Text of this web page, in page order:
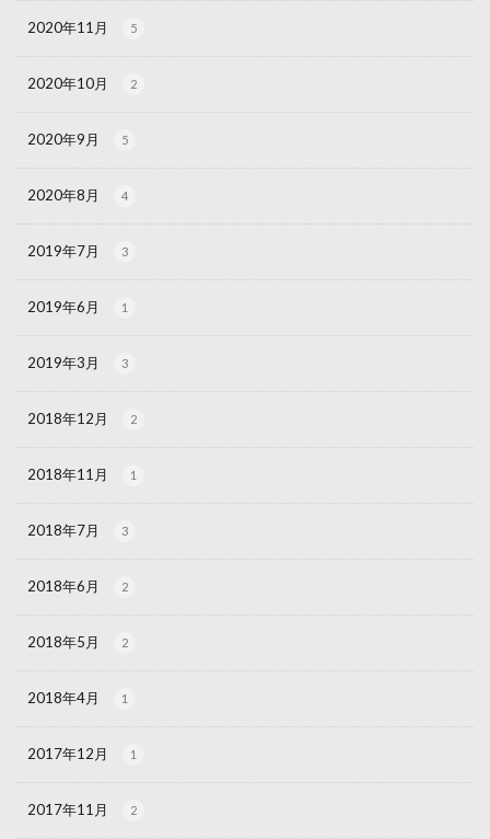
2020年11月 5
2020年10月 2
2020年9月 5
2020年8月 4
2019年7月 3
2019年6月 1
2019年3月 3
2018年12月 2
2018年11月 1
2018年7月 3
2018年6月 2
2018年5月 2
2018年4月 1
2017年12月 1
2017年11月 2